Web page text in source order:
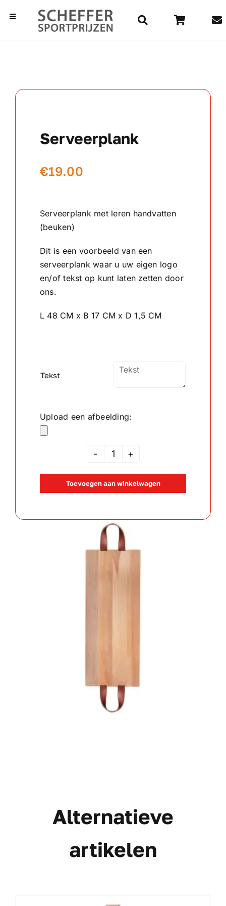
naarToggle
Navigation
Medailles
Kampioensschalen
Rozetten
Wandborden
Crystal/glas
Serveerplank
€19.00
Serveerplank met leren handvatten
(beuken)
Dit is een voorbeeld van een
serveerplank waar u uw eigen logo
en/of tekst op kunt laten zetten door
ons.
L 48 CM x B 17 CM x D 1,5 CM
Tekst
Upload een afbeelding:
Serveerplank
aantal
Toevoegen aan winkelwagen
Alternatieve
artikelen